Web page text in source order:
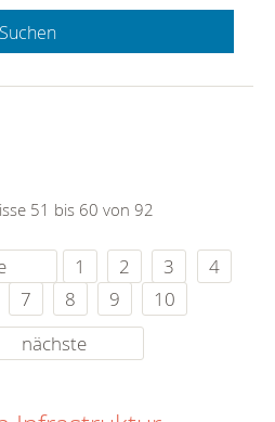
Suchen
51 bis 60 von 92
1 2 3
4
7 8 9
10
nächste